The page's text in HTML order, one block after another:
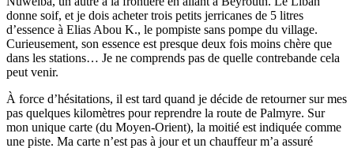
donne soif, et je dois acheter trois petits jerricanes de 5 litres
d’essence à Elias Abou K., le pompiste sans pompe du village.
Curieusement, son essence est presque deux fois moins chère que
dans les stations… Je ne comprends pas de quelle contrebande cela
peut venir.
À force d’hésitations, il est tard quand je décide de retourner sur mes
pas quelques kilomètres pour reprendre la route de Palmyre. Sur
mon unique carte (du Moyen-Orient), la moitié est indiquée comme
une piste. Ma carte n’est pas à jour et un chauffeur m’a assuré